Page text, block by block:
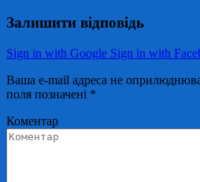
Залишити відповідь
Sign in with Google Sign in with
Ваша e-mail адреса не
поля позначені *
Коментар